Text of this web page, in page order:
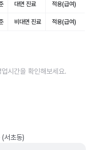
대면 진료 적용(급여)
비대면 진료 적용(급여)
시간을 확인해보세요.
서초동)